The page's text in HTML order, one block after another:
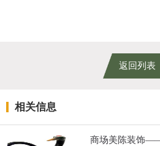
返回列表
相关信息
商场美陈装饰